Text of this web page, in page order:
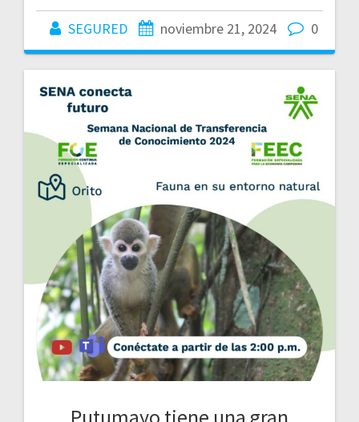
SEGURED noviembre 21, 2024 0
Putumayo tiene una gran